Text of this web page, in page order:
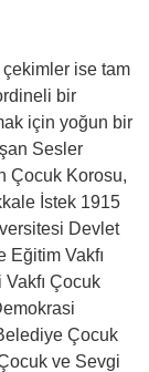
ise tam
bir
için yoğun bir
Sesler
Çocuk Korosu,
İstek 1915
Devlet
Eğitim Vakfı
Çocuk
Çocuk
ve Sevgi